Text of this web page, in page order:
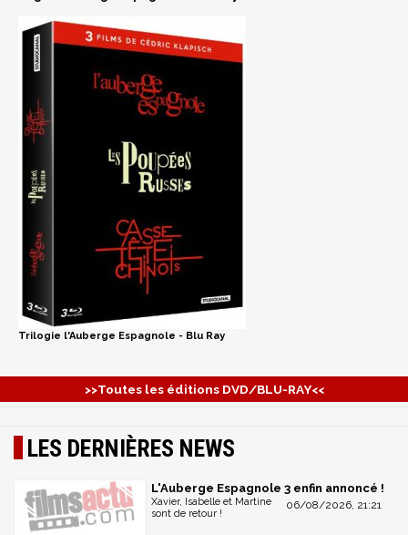
Trilogie l'Auberge Espagnole - Blu Ray
>>Toutes les éditions DVD/BLU-RAY<<
LES DERNIÈRES NEWS
L'Auberge Espagnole 3 enfin annoncé !
06/08/2026, 21:21
Xavier, Isabelle et Martine
sont de retour !